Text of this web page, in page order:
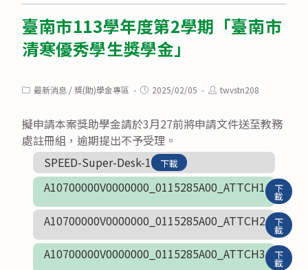
臺南市113學年度第2學期「臺南市
清寒優秀學生獎學金」
Post最新消息 /獎(助)學金專區
Post2025/02/05
Posttwvstn208
擬申請本案獎助學金請於3月27前將申請文件送至教務
處註冊組，逾期提出不予受理。
SPEED-Super-Desk-1
下載
A10700000V0000000_0115285A00_ATTCH1 下
載
A10700000V0000000_0115285A00_ATTCH2 下
載
A10700000V0000000_0115285A00_ATTCH3 下
載